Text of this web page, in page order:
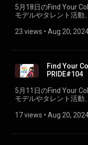
5月18日のFind Your
モデルやタレント活動
んをお迎えしました。
23 views • Aug 20,
Find Your
PRIDE#104
5月11日のFind Your
モデルやタレント活動
んをお迎えしました。
17 views • Aug 20,